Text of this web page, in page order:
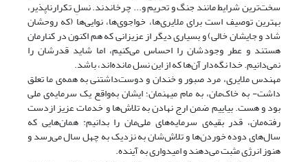
سخت‌ترین شرایط مانند جنگ و تحریم و... چرخاندند. نسلِ تکرارناپذیر،
بهترین توصیف است برای ملایری‌ها، خواجوی‌ها، نوایی‌ها (که روحشان
شاد و جایشان خالی) و بسیاری دیگر از عزیزانی که هم اکنون در کنارمان
هستند و عطر وجودشان را احساس می‌کنیم، اما شاید قدرشان را
نمی‌دانیم. خدا نگه‌دار آن‌ها که از این نسل مانده‌اند، باشد.
مهندس ملایری، مرد صبور و خندان و دوست‌داشتنی به همه‌ی ما تعلق
داشت- به خاک‌مان، به مام میهنمان؛ ایشان به‌واقع یک سرمایه‌ی ملی
بود و هست. بیاییم ضمن ارج نهادن به تلاش‌ها و خدمات عزیز ازدست
رفته‌مان، قدر بقیه‌ی سرمایه‌های ملی‌مان را بدانیم: همان‌هایی که
سال‌ها‌ی دوده خورد‌ن‌ها و تلاش‌شان به نزدیک به چهل سال می‌رسد و
هنوز انرژی مثبت می‌دهند و امیدواری به آینده.